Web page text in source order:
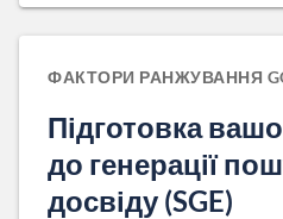
ФАКТОРИ РАНЖУВАННЯ
Підготовка
до генерації
досвіду (SGE)